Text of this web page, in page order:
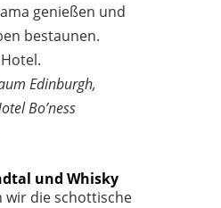
genießen und
bestaunen.
Edinburgh,
Bo’ness
und Whisky
wir die schottische